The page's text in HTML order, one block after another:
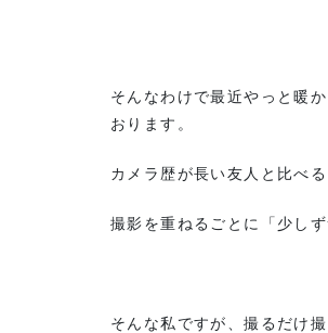
そんなわけで最近やっと暖
おります。
カメラ歴が長い友人と比べ
撮影を重ねるごとに「少し
そんな私ですが、撮るだけ